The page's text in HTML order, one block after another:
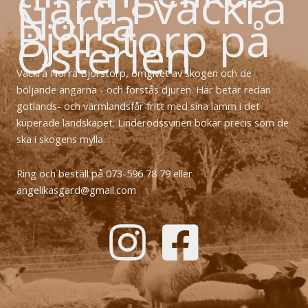
Norra
Björstorp på
Österlen
Vackra Norra Björstorp, omgivet av skogen och de
böljande ängarna - och förstås djuren. Här betar redan
gotlands- och värmlandsfår fritt med sina lamm i det
kuperade landskapet. Linderödssvinen bökar precis som de
ska i skogens mylla.
Ring och beställ på 073-596 78 79 eller
angelikasgard@gmail.com